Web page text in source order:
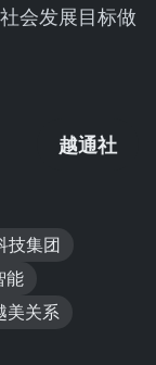
会发展目标做
越通社
技集团
能
美关系